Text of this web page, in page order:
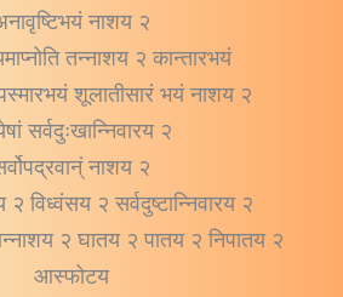
नाशय २
तन्नाशय २ कान्तारभयं
शूलातीसारं भयं नाशय २
सर्वदुःखान्निवारय २
नाशय २
२ विध्वंसय २ सर्वदुष्टान्निवारय २
२ घातय २ पातय २ निपातय २
आस्फोटय